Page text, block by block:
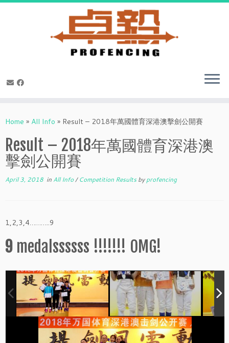
toHome » All Info » Result – 2018年萬國體育深港澳擊劍公開賽
Result – 2018年萬國體育深港澳
擊劍公開賽
April 3, 2018 in All Info/Competition Resultsbyprofencing
1,2,3,4………..9
9 medalssssss !!!!!!! OMG!